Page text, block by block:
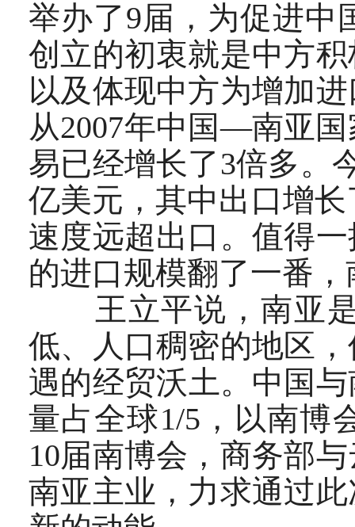
举办了9届，为促进中
创立的初衷就是中方
以及体现中方为增加
从2007年中国—南亚
易已经增长了3倍多。
亿美元，其中出口增长
速度远超出口。值得
的进口规模翻了一番
王立平说，南亚是
低、人口稠密的地区
遇的经贸沃土。中国
量占全球1/5，以南博
10届南博会，商务部
南亚主业，力求通过